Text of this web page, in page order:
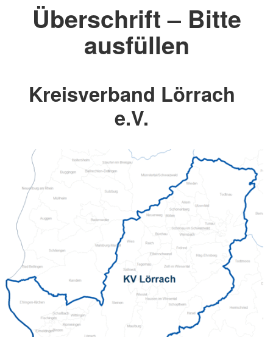
Überschrift – Bitte
ausfüllen
Kreisverband Lörrach
e.V.